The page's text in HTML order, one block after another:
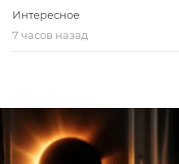
Интересное
7 часов назад